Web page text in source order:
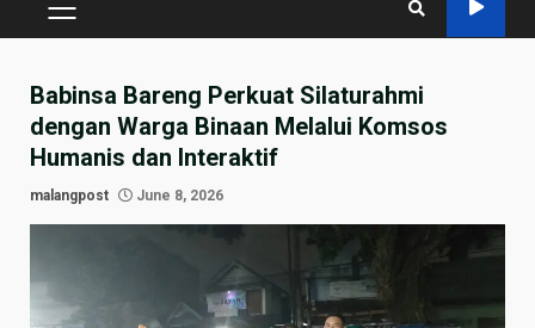
PRIMARY
Babinsa Bareng Perkuat Silaturahmi
dengan Warga Binaan Melalui Komsos
Humanis dan Interaktif
malangpost June 8, 2026